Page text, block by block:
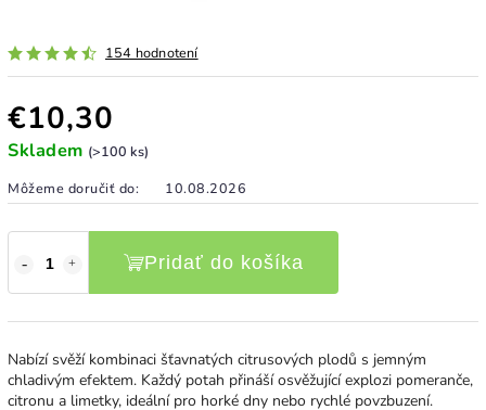
154 hodnotení
€10,30
Skladem (>100 ks)
Môžeme doručiť do:
10.08.2026
Pridať do košíka
Nabízí svěží kombinaci šťavnatých citrusových plodů s jemným
chladivým efektem. Každý potah přináší osvěžující explozi pomeranče,
citronu a limetky, ideální pro horké dny nebo rychlé povzbuzení.